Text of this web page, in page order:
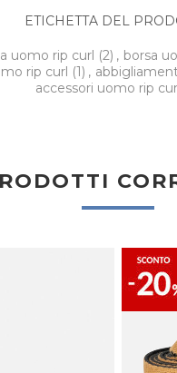
ETICHETTA DEL
uomo rip curl (2) , borsa
rip curl (1) ,
accessori uomo rip